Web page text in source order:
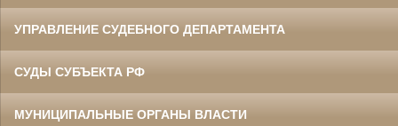
УПРАВЛЕНИЕ СУДЕБНОГО ДЕПАРТАМЕНТА
СУДЫ СУБЪЕКТА РФ
МУНИЦИПАЛЬНЫЕ ОРГАНЫ ВЛАСТИ